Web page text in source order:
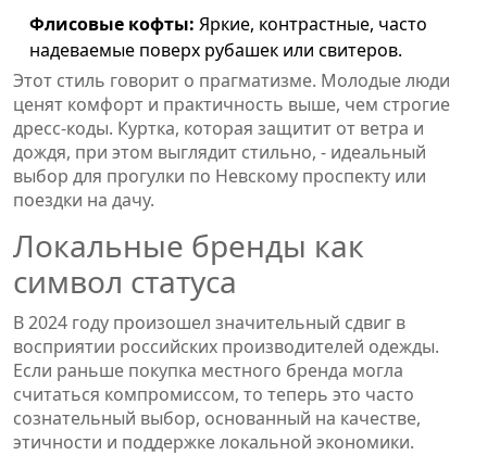
Флисовые кофты: Яркие, контрастные, часто
надеваемые поверх рубашек или свитеров.
Этот стиль говорит о прагматизме. Молодые люди
ценят комфорт и практичность выше, чем строгие
дресс-коды. Куртка, которая защитит от ветра и
дождя, при этом выглядит стильно, - идеальный
выбор для прогулки по Невскому проспекту или
поездки на дачу.
Локальные бренды как
символ статуса
В 2024 году произошел значительный сдвиг в
восприятии российских производителей одежды.
Если раньше покупка местного бренда могла
считаться компромиссом, то теперь это часто
сознательный выбор, основанный на качестве,
этичности и поддержке локальной экономики.